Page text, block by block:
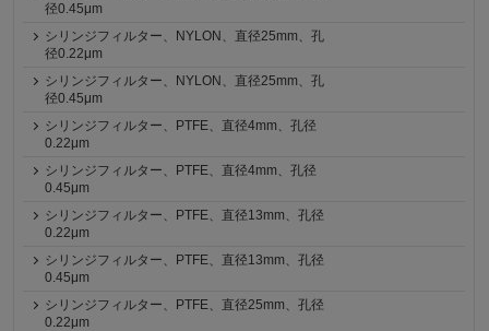
径0.45μm
シリンジフィルター、NYLON、直径25mm、孔
径0.22μm
シリンジフィルター、NYLON、直径25mm、孔
径0.45μm
シリンジフィルター、PTFE、直径4mm、孔径
0.22μm
シリンジフィルター、PTFE、直径4mm、孔径
0.45μm
シリンジフィルター、PTFE、直径13mm、孔径
0.22μm
シリンジフィルター、PTFE、直径13mm、孔径
0.45μm
シリンジフィルター、PTFE、直径25mm、孔径
0.22μm